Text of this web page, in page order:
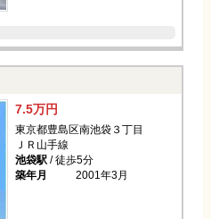
7.5万円
東京都豊島区南池袋３丁目
ＪＲ山手線
池袋駅/ 徒歩5分
築年月
2001年3月